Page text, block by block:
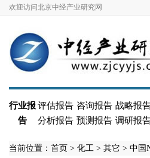
欢迎访问北京中经产业研究网
行业报
告
评估报告 咨询报告 战略报
分析报告 预测报告 调研报
当前位置： 首页 > 化工 > 其它 > 中国